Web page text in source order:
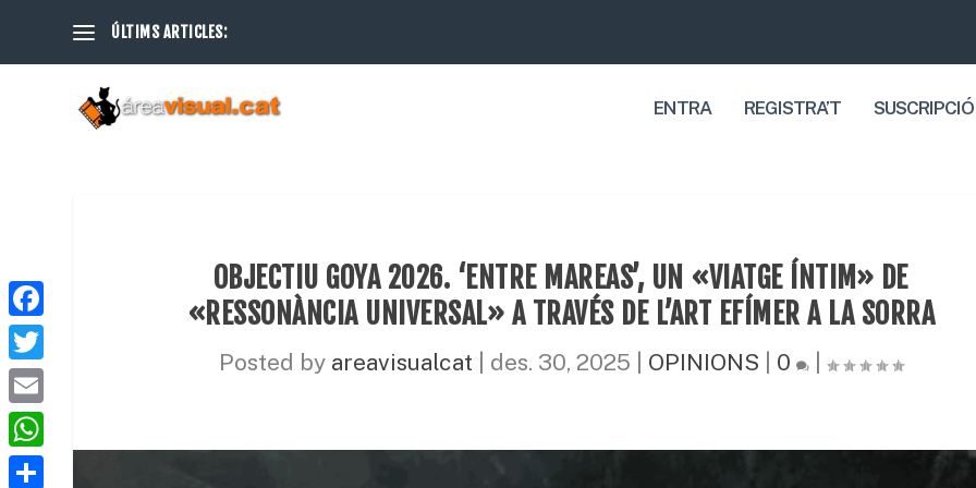
ÚLTIMS ARTICLES:
ENTRA REGISTRA’T
OBJECTIU GOYA 2026. ‘ENTRE MAREAS’, UN «VIATGE ÍNTIM» DE
«RESSONÀNCIA UNIVERSAL» A TRAVÉS DE L’ART EFÍMER A LA SORRA
Posted by areavisualcat des. 30, 2025 OPINIONS 0 |
F
a
c
e
b
T
w
i
t
E
m
W